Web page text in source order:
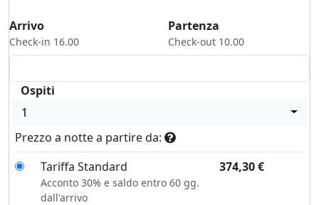
Arrivo
Check-in 16.00
Partenza
Check-out 10.00
Ospiti
1
Prezzo a notte a partire da:
Tariffa Standard
374,30€
Acconto 30% e saldo entro 60 gg.
dall'arrivo